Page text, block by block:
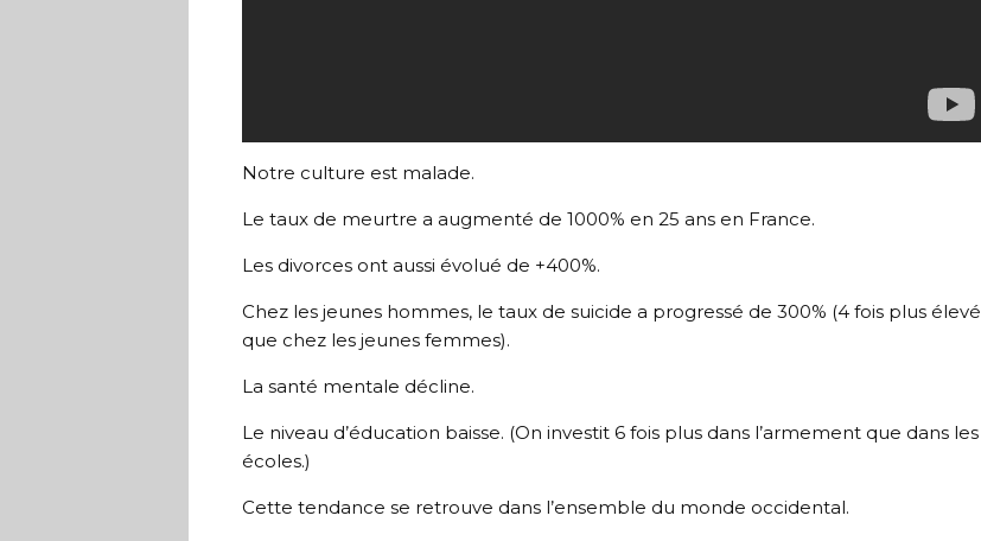
Notre culture est malade.
Le taux de meurtre a augmenté de 1000% en 25 ans en France.
Les divorces ont aussi évolué de +400%.
Chez les jeunes hommes, le taux de suicide a progressé de 300% (4 fois plus élevé
que chez les jeunes femmes).
La santé mentale décline.
Le niveau d’éducation baisse. (On investit 6 fois plus dans l’armement que dans les
écoles.)
Cette tendance se retrouve dans l’ensemble du monde occidental.